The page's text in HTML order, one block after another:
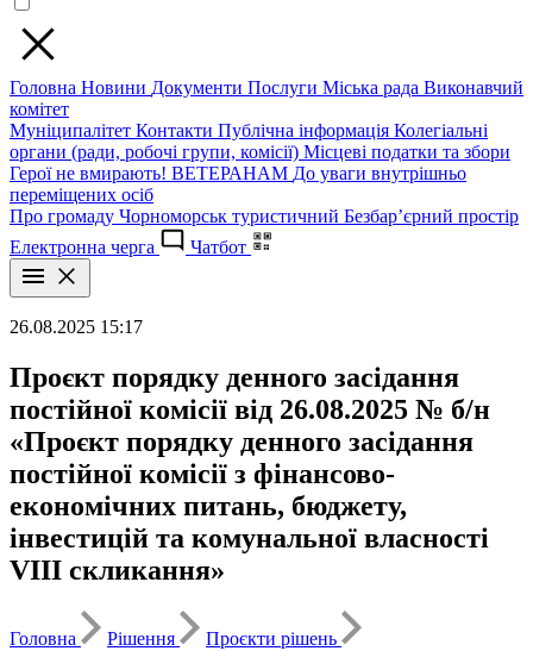
Головна Новини Документи Послуги Міська рада Виконавчий
комітет
Муніципалітет Контакти Публічна інформація Колегіальні
органи (ради, робочі групи, комісії) Місцеві податки та збори
Герої не вмирають! ВЕТЕРАНАМ До уваги внутрішньо
переміщених осіб
Про громаду Чорноморськ туристичний Безбар’єрний простір
Електронна черга
Чатбот
26.08.2025 15:17
Проєкт порядку денного засідання
постійної комісії від 26.08.2025 № б/н
«Проєкт порядку денного засідання
постійної комісії з фінансово-
економічних питань, бюджету,
інвестицій та комунальної власності
VІІІ скликання»
Головна Рішення
Проєкти рішень